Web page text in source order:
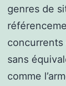
genres de
sans
comme